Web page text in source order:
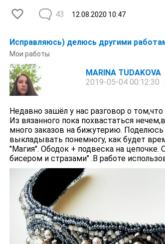
12.08.2020 10:47
43
Исправляюсь) делюсь другими
Мои работы
MARINA TUDAKOVA
2019-05-04 00:12:30
Недавно зашёл у нас разговор о
Из вязанного пока похвастаться
много заказов на бижутерию.
выкладывать понемногу, как будет
"Магия". Ободок + подвеска на
бисером и стразами" .В работе